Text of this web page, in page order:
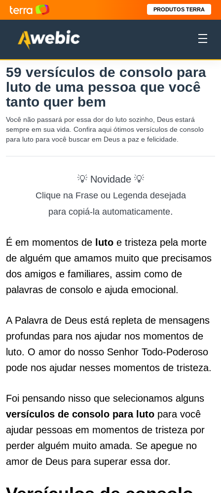
PRODUTOS TERRA
59 versículos de consolo para
luto de uma pessoa que você
tanto quer bem
Você não passará por essa dor do luto sozinho, Deus estará
sempre em sua vida. Confira aqui ótimos versículos de consolo
para luto para você buscar em Deus a paz e felicidade.
💡 Novidade 💡
Clique na Frase ou Legenda desejada
para copiá-la automaticamente.
É em momentos de luto e tristeza pela morte
de alguém que amamos muito que precisamos
dos amigos e familiares, assim como de
palavras de consolo e ajuda emocional.
A Palavra de Deus está repleta de mensagens
profundas para nos ajudar nos momentos de
luto. O amor do nosso Senhor Todo-Poderoso
pode nos ajudar nesses momentos de tristeza.
Foi pensando nisso que selecionamos alguns
versículos de consolo para luto para você
ajudar pessoas em momentos de tristeza por
perder alguém muito amada. Se apegue no
amor de Deus para superar essa dor.